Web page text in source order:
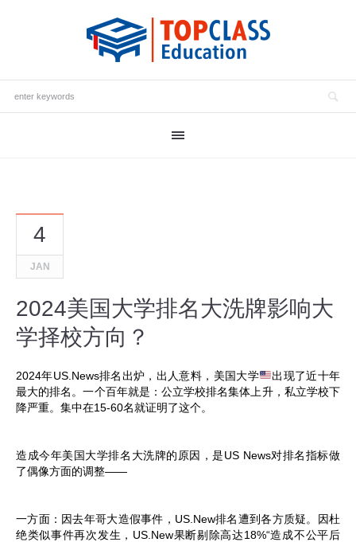
4
JAN
2024美国大学排名大洗牌影响大
学择校方向？
2024年US.News排名出炉，出人意料，美国大学
出现了近十年
最大的排名。一个百年就是：公立学校排名集体上升，私立学校下
降严重。集中在15-60名就证明了这个。
造成今年美国大学排名大洗牌的原因，是US News对排名指标做
了偶像方面的调整——
一方面：因去年哥大造假事件，US.New排名遭到各方质疑。因杜
绝类似事件再次发生，US.New果断剔除高达18%“造成不公平后